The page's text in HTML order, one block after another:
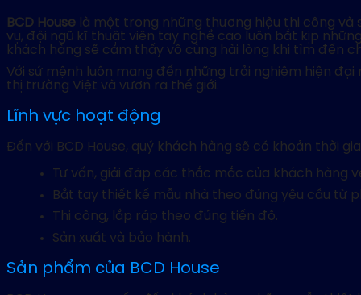
BCD House là một trong những thương hiệu thi công và
vụ, đội ngũ kĩ thuật viên tay nghề cao luôn bắt kịp
khách hàng sẽ cảm thấy vô cùng hài lòng khi tìm đến
Với sứ mệnh luôn mang đến những trải nghiệm hiện
thị trường Việt và vươn ra thế giới.
Lĩnh vực hoạt động
Đến với BCD House, quý khách hàng sẽ có khoản thời
Tư vấn, giải đáp các thắc mắc của khách hàng
Bắt tay thiết kế mẫu nhà theo đúng yêu cầu từ
Thi công, lắp ráp theo đúng tiến độ.
Sản xuất và bảo hành.
Sản phẩm của BCD House